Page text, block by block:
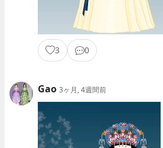
3 0
Gao 3ヶ月, 4週間前